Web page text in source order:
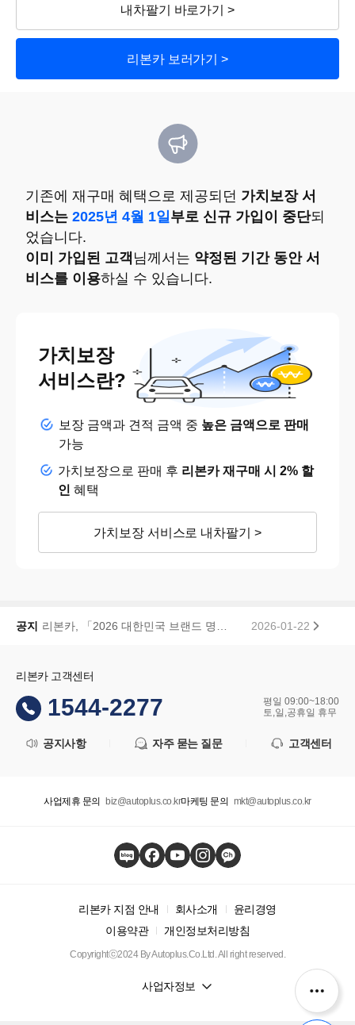
내차팔기 바로가기 >
리본카 보러가기 >
기존에 재구매 혜택으로 제공되던 가치보장 서
비스는 2025년 4월 1일부로 신규 가입이 중단되
었습니다.
이미 가입된 고객 님께서는 약정된 기간 동안 서
비스를 이용하실 수 있습니다.
가치보장
서비스란?
보장 금액과 견적 금액 중 높은 금액으로 판매
가능
가치보장으로 판매 후 리본카 재구매 시 2% 할
인 혜택
가치보장 서비스로 내차팔기 >
공지
리본카 고객센터
1544-2277
평일 09:00~18:00
토,일,공휴일 휴무
공지사항 자주 묻는 질문 고객센터
사업제휴 문의 biz@autoplus.co.kr마케팅 문의 mkt@autoplus.co.kr
리본카 지점 안내 회사소개
윤리경영
이용약관
개인정보처리방침
Copyrightⓒ2024 By Autoplus.Co.Ltd. All right reserved.
사업자정보